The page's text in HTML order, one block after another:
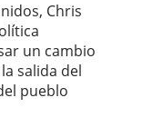
Chris
un cambio
salida del
pueblo